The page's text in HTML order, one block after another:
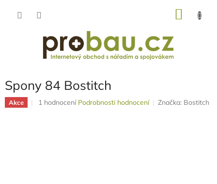
Spony 84 Bostitch
Akce
Průměrné
1 hodnocení Podrobnosti hodnocení Značka: Bostitch